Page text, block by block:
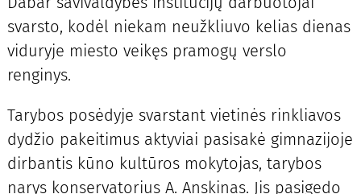
svarsto, kodėl niekam neužkliuvo kelias dienas
viduryje miesto veikęs pramogų verslo
renginys.
Tarybos posėdyje svarstant vietinės rinkliavos
dydžio pakeitimus aktyviai pasisakė gimnazijoje
dirbantis kūno kultūros mokytojas, tarybos
narys konservatorius A. Anskinas. Jis pasigedo